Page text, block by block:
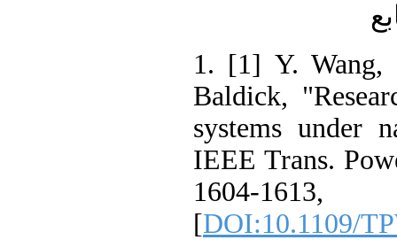
1. [1] Y.
Baldick,
systems under
IEEE Trans.
1604-
[DOI:10.1109/